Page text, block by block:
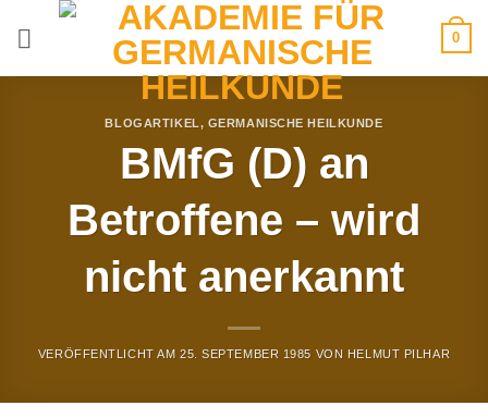
0
BLOGARTIKEL, GERMANISCHE HEILKUNDE
BMfG (D) an
Betroffene – wird
nicht anerkannt
VERÖFFENTLICHT AM 25. SEPTEMBER 1985 VON HELMUT PILHAR